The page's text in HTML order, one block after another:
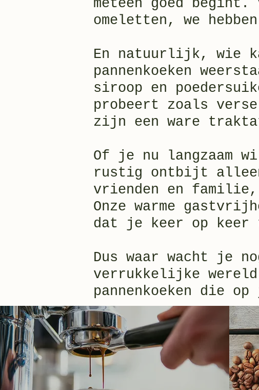
meteen goed
omeletten, we
En natuurlijk, wie
pannenkoeken
siroop en
probeert zoals verse
zijn een ware
Of je nu langzaam
rustig ontbijt
vrienden en
Onze warme
dat je keer op keer
Dus waar wacht je
verrukkelijke
pannenkoeken die